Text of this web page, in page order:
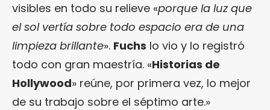
visibles en todo su relieve «porque la luz que
el sol vertía sobre todo espacio era de una
limpieza brillante». Fuchs lo vio y lo registró
todo con gran maestría. «Historias de
Hollywood» reúne, por primera vez, lo mejor
de su trabajo sobre el séptimo arte.»